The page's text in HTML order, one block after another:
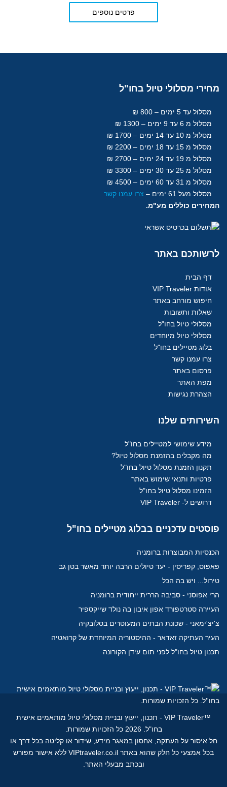
פרטים נוספים
מחירי מסלולי טיול בחו"ל
מסלול עד 5 ימים – 800 ₪
מסלול מ 6 עד 9 ימים – 1300 ₪
מסלול מ 10 עד 14 ימים – 1700 ₪
מסלול מ 15 עד 18
ימים – 2200 ₪
מסלול מ 19 עד 24 ימים – 2700 ₪
מסלול מ 25 עד 30
ימים – 3300 ₪
מסלול מ 31 עד 60
ימים – 4500 ₪
מסלול מעל 61
ימים – צרו עמנו קשר
המחירים כוללים מע"מ.
לרשותכם באתר
דף הבית
אודות VIP Traveler
חיפוש מורחב באתר
שאלות ותשובות
מסלולי טיול בחו"ל
מסלולי טיול מיוחדים
בלוג מטיילים בחו"ל
צרו עמנו קשר
פרסום באתר
מפת האתר
הצהרת נגישות
השירותים שלנו
מידע שימושי למטיילים בחו"ל
מה מקבלים בהזמנת מסלול טיול?
תקנון הזמנת מסלול טיול בחו"ל
פרטיות ותנאי שימוש באתר
הזמינו מסלול טיול בחו"ל
דרושים ל- VIP Traveler
פוסטים עדכניים בבלוג מטיילים בחו"ל
הכנסיות המבוצרות ברומניה
פאפוס, קפריסין - יעד טיולים הרבה יותר מאשר בטן גב
טירול... ויש בה הכל
הרי אפוסני - סביבה הררית ייחודית ברומניה
העיירה סטרטפורד אפון איבון בה נולד שייקספיר
צ'יצ'ימאני - שכונת הבתים המעוטרים בסלובקיה
העיר העתיקה זאדאר - ההיסטוריה המיוחדת של קרואטיה
תכנון טיול בחו"ל לפני תום עידן הקורונה
™
VIP Traveler - תכנון, ייעוץ ובניית מסלולי טיול מותאמים אישית
בחו"ל.2026 כל הזכויות שמורות.
חל איסור על העתקה, אחסון במאגר מידע, שידור או קליטה בכל דרך או
בכל אמצעי כל חלק שהוא באתר VIPtraveler.co.il ללא אישור מפורש
ובכתב מבעלי האתר.